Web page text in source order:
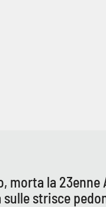
morta la 23enne
strisce